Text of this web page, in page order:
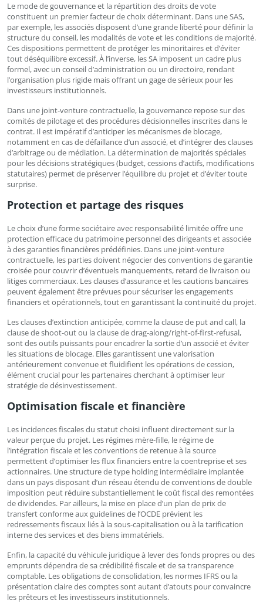
Le mode de gouvernance et la répartition des droits de vote
constituent un premier facteur de choix déterminant. Dans une SAS,
par exemple, les associés disposent d’une grande liberté pour définir la
structure du conseil, les modalités de vote et les conditions de majorité.
Ces dispositions permettent de protéger les minoritaires et d’éviter
tout déséquilibre excessif. À l’inverse, les SA imposent un cadre plus
formel, avec un conseil d’administration ou un directoire, rendant
l’organisation plus rigide mais offrant un gage de sérieux pour les
investisseurs institutionnels.
Dans une joint-venture contractuelle, la gouvernance repose sur des
comités de pilotage et des procédures décisionnelles inscrites dans le
contrat. Il est impératif d’anticiper les mécanismes de blocage,
notamment en cas de défaillance d’un associé, et d’intégrer des clauses
d’arbitrage ou de médiation. La détermination de majorités spéciales
pour les décisions stratégiques (budget, cessions d’actifs, modifications
statutaires) permet de préserver l’équilibre du projet et d’éviter toute
surprise.
Protection et partage des risques
Le choix d’une forme sociétaire avec responsabilité limitée offre une
protection efficace du patrimoine personnel des dirigeants et associée
à des garanties financières prédéfinies. Dans une joint-venture
contractuelle, les parties doivent négocier des conventions de garantie
croisée pour couvrir d’éventuels manquements, retard de livraison ou
litiges commerciaux. Les clauses d’assurance et les cautions bancaires
peuvent également être prévues pour sécuriser les engagements
financiers et opérationnels, tout en garantissant la continuité du projet.
Les clauses d’extinction anticipée, comme la clause de put and call, la
clause de shoot-out ou la clause de drag-along/right-of-first-refusal,
sont des outils puissants pour encadrer la sortie d’un associé et éviter
les situations de blocage. Elles garantissent une valorisation
antérieurement convenue et fluidifient les opérations de cession,
élément crucial pour les partenaires cherchant à optimiser leur
stratégie de désinvestissement.
Optimisation fiscale et financière
Les incidences fiscales du statut choisi influent directement sur la
valeur perçue du projet. Les régimes mère-fille, le régime de
l’intégration fiscale et les conventions de retenue à la source
permettent d’optimiser les flux financiers entre la coentreprise et ses
actionnaires. Une structure de type holding intermédiaire implantée
dans un pays disposant d’un réseau étendu de conventions de double
imposition peut réduire substantiellement le coût fiscal des remontées
de dividendes. Par ailleurs, la mise en place d’un plan de prix de
transfert conforme aux guidelines de l’OCDE prévient les
redressements fiscaux liés à la sous-capitalisation ou à la tarification
interne des services et des biens immatériels.
Enfin, la capacité du véhicule juridique à lever des fonds propres ou des
emprunts dépendra de sa crédibilité fiscale et de sa transparence
comptable. Les obligations de consolidation, les normes IFRS ou la
présentation claire des comptes sont autant d’atouts pour convaincre
les prêteurs et les investisseurs institutionnels.